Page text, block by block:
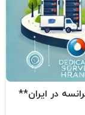
در ایران**